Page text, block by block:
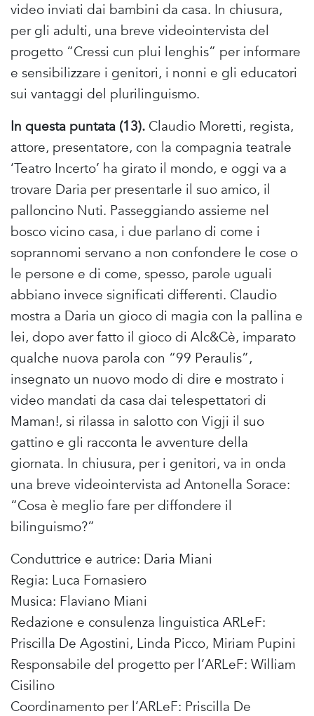
video inviati dai bambini da casa. In chiusura,
per gli adulti, una breve videointervista del
progetto “Cressi cun plui lenghis” per informare
e sensibilizzare i genitori, i nonni e gli educatori
sui vantaggi del plurilinguismo.
In questa puntata (13). Claudio Moretti, regista,
attore, presentatore, con la compagnia teatrale
‘Teatro Incerto’ ha girato il mondo, e oggi va a
trovare Daria per presentarle il suo amico, il
palloncino Nuti. Passeggiando assieme nel
bosco vicino casa, i due parlano di come i
soprannomi servano a non confondere le cose o
le persone e di come, spesso, parole uguali
abbiano invece significati differenti. Claudio
mostra a Daria un gioco di magia con la pallina e
lei, dopo aver fatto il gioco di Alc&Cè, imparato
qualche nuova parola con “99 Peraulis”,
insegnato un nuovo modo di dire e mostrato i
video mandati da casa dai telespettatori di
Maman!, si rilassa in salotto con Vigji il suo
gattino e gli racconta le avventure della
giornata. In chiusura, per i genitori, va in onda
una breve videointervista ad Antonella Sorace:
“Cosa è meglio fare per diffondere il
bilinguismo?”
Conduttrice e autrice: Daria Miani
Regia: Luca Fornasiero
Musica: Flaviano Miani
Redazione e consulenza linguistica ARLeF:
Priscilla De Agostini, Linda Picco, Miriam Pupini
Responsabile del progetto per l’ARLeF: William
Cisilino
Coordinamento per l’ARLeF: Priscilla De